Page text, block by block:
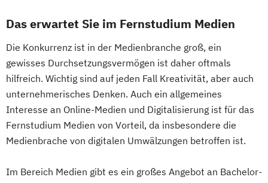
Soziale Arbeit
Soziale Arbeit im Online-Abendstudium
Sozialmanagement Sozialwissenschaften
Sustainability Management
Therapiewissenschaften - Ergotherapie
Therapiewissenschaften - Logopädie
Therapiewissenschaften - Physiotherapie
UX & Service Design UX-Design
Wirtschaftsingenieurwesen und
Kommunikationsdesign
Lebensmittelverfahrenstechnik
Leit- und Sicherungstechnik
Maschinenbau
Maschinenbau (M. Eng.) 3 oder 4 Semester
Materials Science
wirtschaftswissenschaftlicher Fächer
Recht für Patentanwältinnen und
Gegenwartsgesellschaft
Sportrecht
Steuer- und Rechtsbetriebswirt/in
Steuerstrafrecht Umweltmanager(in)
Umweltwissenschaften Volkswirtschaft
Wirtschaftsinformatik
Das erwartet Sie im Fernstudium Medien
Die Konkurrenz ist in der Medienbranche groß, ein
gewisses Durchsetzungsvermögen ist daher oftmals
hilfreich. Wichtig sind auf jeden Fall Kreativität, aber auch
unternehmerisches Denken. Auch ein allgemeines
Interesse an Online-Medien und Digitalisierung ist für das
Fernstudium Medien von Vorteil, da insbesondere die
Medienbrache von digitalen Umwälzungen betroffen ist.
Im Bereich Medien gibt es ein großes Angebot an Bachelor-